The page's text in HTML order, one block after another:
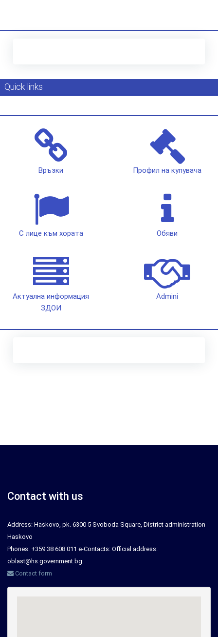
Quick links
Връзки Профил на купувача
С лице към хората Обяви
Актуална информация
ЗДОИ
Admini
Contact with us
Address: Haskovo, pk. 6300 5 Svoboda Square, District administration
Haskovo
Phones: +359 38 608 011 e-Contacts: Official address:
oblast@hs.government.bg
Contact form